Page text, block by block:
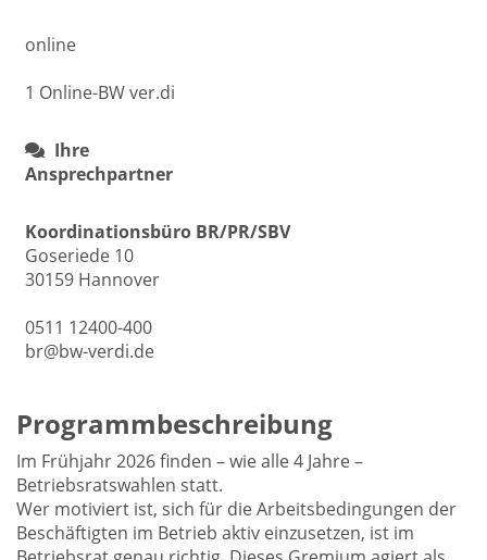
online
1 Online-BW ver.di
Ihre
Ansprechpartner
Koordinationsbüro BR/PR/SBV
Goseriede 10
30159 Hannover
0511 12400-400
br@bw-verdi.de
Programmbeschreibung
Im Frühjahr 2026 finden – wie alle 4 Jahre –
Betriebsratswahlen statt.
Wer motiviert ist, sich für die Arbeitsbedingungen der
Beschäftigten im Betrieb aktiv einzusetzen, ist im